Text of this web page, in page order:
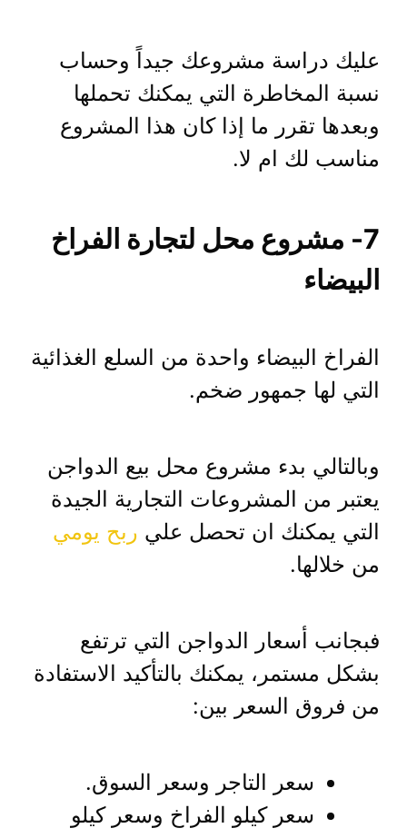
عليك دراسة مشروعك جيداً وحساب
نسبة المخاطرة التي يمكنك تحملها
وبعدها تقرر ما إذا كان هذا المشروع
مناسب لك ام لا.
7- مشروع محل لتجارة الفراخ
البيضاء
الفراخ البيضاء واحدة من السلع الغذائية
التي لها جمهور ضخم.
وبالتالي بدء مشروع محل بيع الدواجن
يعتبر من المشروعات التجارية الجيدة
التي يمكنك ان تحصل علي ربح يومي
من خلالها.
فبجانب أسعار الدواجن التي ترتفع
بشكل مستمر، يمكنك بالتأكيد الاستفادة
من فروق السعر بين:
سعر التاجر وسعر السوق.
سعر كيلو الفراخ وسعر كيلو